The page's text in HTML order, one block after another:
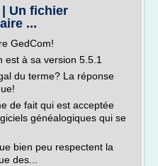
Un fichier
...
GedCom!
est à sa version 5.5.1
du terme? La réponse
de fait qui est acceptée
généalogiques qui se
bien peu respectent la
des...